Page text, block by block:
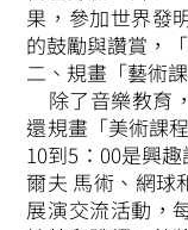
果，參加世界發
的鼓勵與讚賞，
二、規畫「藝術課
除了音樂教育
還規畫「美術課
10到5：00是興
爾夫 馬術、網球
展演交流活動，